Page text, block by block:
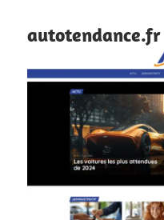
autotendance.fr